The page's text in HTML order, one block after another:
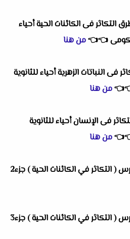
التكاثر فى الكائنات الحية أحياء
👈
👈من هنا
فى النباتات الزهرية أحياء للثانوية
👈من هنا
فى الإنسان أحياء للثانوية
👈من هنا
امتحان الكتروني أحياء درس ( التكاثر في الكائنات الحية ) جزء2
امتحان الكتروني أحياء درس ( التكاثر في الكائنات الحية ) جزء3